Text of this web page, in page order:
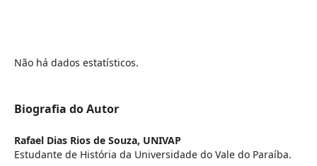
Não há dados estatísticos.
Biografia do Autor
Rafael Dias Rios de Souza, UNIVAP
Estudante de História da Universidade do Vale do Paraíba.